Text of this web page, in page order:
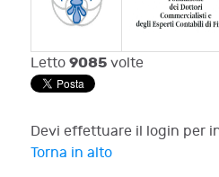
Letto 9085 volte
Devi effettuare il login per
Torna in alto